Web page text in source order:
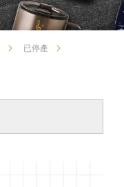
已停產